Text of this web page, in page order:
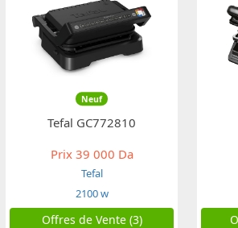
Neuf
Tefal GC772810
Prix39 000 Da
Tefal
2100 w
Offres de Vente (3)